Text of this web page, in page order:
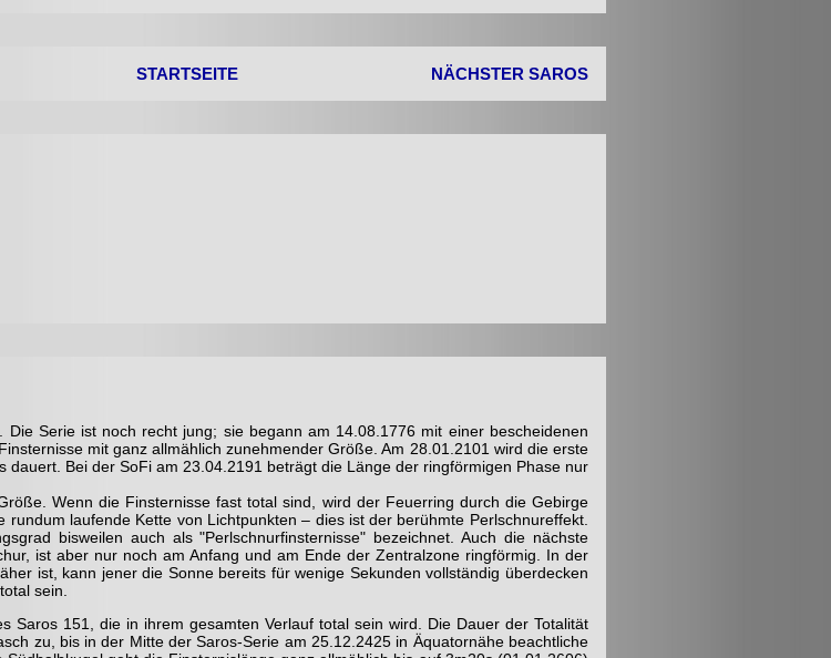
STARTSEITE NÄCHSTER SAROS
Serie ist noch recht jung; sie begann am 14.08.1776 mit einer bescheidenen
mit ganz allmählich zunehmender Größe. Am 28.01.2101 wird die erste
Bei der SoFi am 23.04.2191 beträgt die Länge der ringförmigen Phase nur
Wenn die Finsternisse fast total sind, wird der Feuer­ring durch die Gebirge
laufende Kette von Licht­punkten – dies ist der berühmte Perl­schnureffekt.
bisweilen auch als "Perlschnurfinsternisse" bezeichnet. Auch die nächste
ist aber nur noch am Anfang und am Ende der Zentralzone ringförmig. In der
ist, kann jener die Sonne bereits für wenige Sekun­den vollständig überdecken
sein.
Saros 151, die in ihrem gesamten Verlauf total sein wird. Die Dauer der Totalität
zu, bis in der Mitte der Saros-Serie am 25.12.2425 in Äquatornähe beachtliche